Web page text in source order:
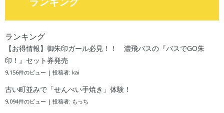
ランキング
【お得情報】御朱印ガール必見！！ 濃飛バスの『バスでGO朱
印！』セット券発売
9,156件のビュー | 投稿者: kai
古い町並みで「せんべい手焼き」体験！
9,094件のビュー | 投稿者: もっち